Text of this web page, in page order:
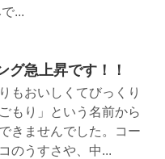
...
グ急上昇です！！
もおいしくてびっくり
もり」という名前から
きませんでした。コー
のうすさや、中...